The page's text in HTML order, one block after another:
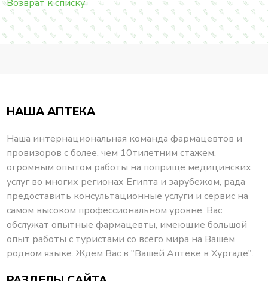
Возврат к списку
НАША АПТЕКА
Наша интернациональная команда фармацевтов и
провизоров с более, чем 10тилетним стажем,
огромным опытом работы на поприще медицинских
услуг во многих регионах Египта и зарубежом, рада
предоставить консультационные услуги и сервис на
самом высоком профессиональном уровне. Вас
обслужат опытные фармацевты, имеющие большой
опыт работы с туристами со всего мира на Вашем
родном языке. Ждем Вас в "Вашей Аптеке в Хургаде".